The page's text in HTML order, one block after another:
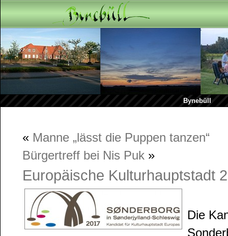
Bynebüll
« Manne „lässt die Puppen tanzen“
Bürgertreff bei Nis Puk »
Europäische Kulturhauptstadt
Die